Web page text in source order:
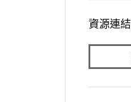
資源連結